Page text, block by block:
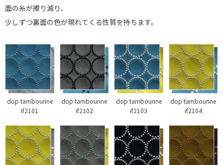
面の糸が擦り減り、
少しずつ裏面の色が現れてくる性質を持ちます。
dop tambourine
if2101
dop tambourine
if2102
dop tambourine
if2103
dop tambourine
if2104